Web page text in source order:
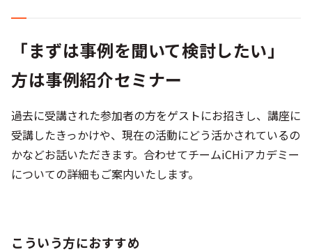
「まずは事例を聞いて検討したい」
方は事例紹介セミナー
過去に受講された参加者の方をゲストにお招きし、講座に
受講したきっかけや、現在の活動にどう活かされているの
かなどお話いただきます。合わせてチームiCHiアカデミー
についての詳細もご案内いたします。
こういう方におすすめ